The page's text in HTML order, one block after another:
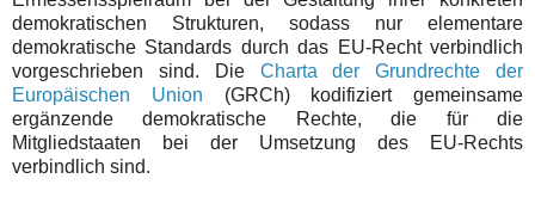
demokratischen Strukturen, sodass nur elementare
demokratische Standards durch das EU-Recht verbindlich
vorgeschrieben sind. Die Charta der Grundrechte der
Europäischen Union (GRCh) kodifiziert gemeinsame
ergänzende demokratische Rechte, die für die
Mitgliedstaaten bei der Umsetzung des EU-Rechts
verbindlich sind.